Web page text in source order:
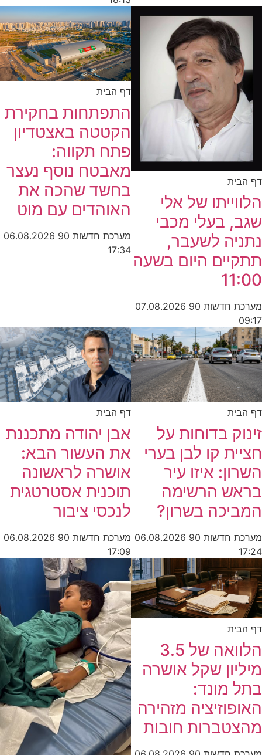
דף הבית
הלווייתו של אלי
שגב, בעלי מכבי
נתניה לשעבר,
תתקיים היום בשעה
11:00
מערכת חדשות 90
07.08.2026
09:17
דף הבית
התפתחות בחקירת
הקטטה באצטדיון
פתח תקווה:
מאבטח נוסף נעצר
בחשד שהכה את
האוהדים עם מוט
מערכת חדשות 90
06.08.2026
17:34
דף הבית
זינוק בדוחות על
חציית קו לבן בערי
השרון: איזו עיר
בראש הרשימה
המביכה בשרון?
מערכת חדשות 90
06.08.2026
17:24
דף הבית
אבן יהודה מתכננת
את העשור הבא:
אושרה לראשונה
תוכנית אסטרטגית
לנכסי ציבור
מערכת חדשות 90
06.08.2026
17:09
דף הבית
הלוואה של 3.5
מיליון שקל אושרה
בתל מונד:
האופוזיציה מזהירה
מהצטברות חובות